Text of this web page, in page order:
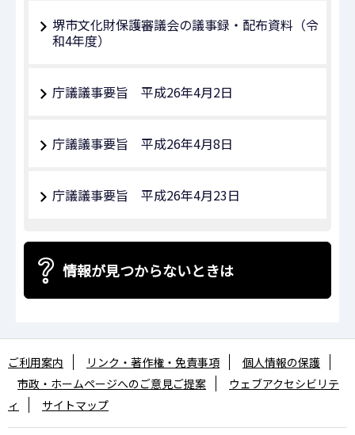
堺市文化財保護審議会の議事録・配布資料（令
和4年度）
庁議議事要旨 平成26年4月2日
庁議議事要旨 平成26年4月8日
庁議議事要旨 平成26年4月23日
情報が見つからないときは
ご利用案内 リンク・著作権・免責事項
個人情報の保護
市政・ホームページへのご意見ご提案
ウェブアクセシビリテ
ィ
サイトマップ